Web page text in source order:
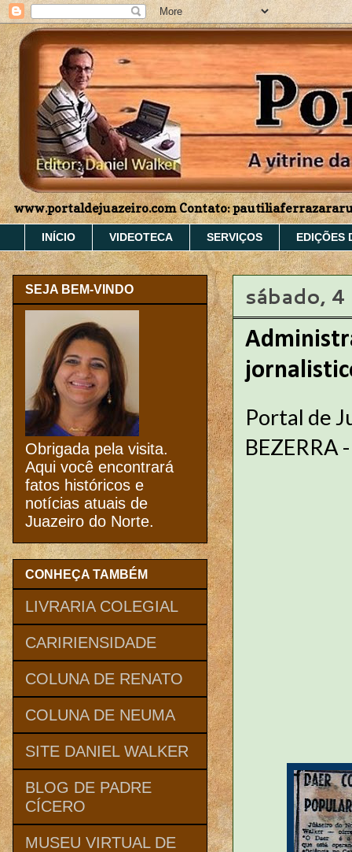
www.portaldejuazeiro.com Contato:
INÍCIO VIDEOTECA SERVIÇOS EDIÇÕES
sábado,
Portal de
BEZERRA
SEJA BEM-VINDO
Obrigada pela visita.
Aqui você encontrará
fatos históricos e
notícias atuais de
Juazeiro do Norte.
CONHEÇA TAMBÉM
LIVRARIA COLEGIAL
CARIRIENSIDADE
COLUNA DE RENATO
COLUNA DE NEUMA
SITE DANIEL WALKER
BLOG DE PADRE
CÍCERO
MUSEU VIRTUAL DE